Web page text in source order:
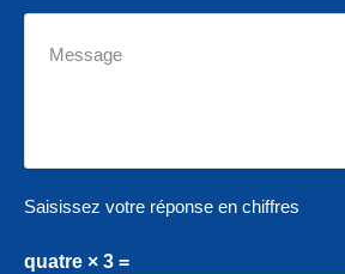
Saisissez votre réponse en chiffres
quatre × 3 =